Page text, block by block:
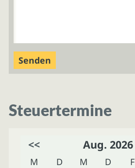
Steuertermine
<< Aug. 2026
M D M D F